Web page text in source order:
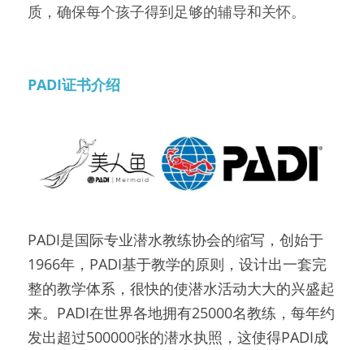
质，确保每个孩子得到足够的辅导和关怀。
PADI证书介绍
PADI是国际专业潜水教练协会的缩写，创始于
1966年，PADI基于教学的原则，设计出一套完
整的教学体系，很快的使潜水活动大大的兴盛起
来。PADI在世界各地拥有25000名教练，每年约
发出超过500000张的潜水执照，这使得PADI成